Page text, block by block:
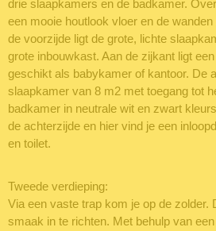
drie slaapkamers en de badkamer.
een mooie houtlook vloer en de
de voorzijde ligt de grote, lichte
grote inbouwkast. Aan de zijkant ligt
geschikt als babykamer of kantoor. De
slaapkamer van 8 m2 met toegang tot
badkamer in neutrale wit en zwart
de achterzijde en hier vind je een
en toilet.
Tweede verdieping:
Via een vaste trap kom je op de zolder.
smaak in te richten. Met behulp van